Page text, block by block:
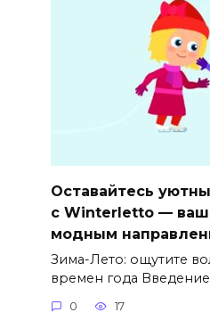
Оставайтесь
с Winterletto —
модным
Зима-Лето: ощутите
времен года Введение
0 17